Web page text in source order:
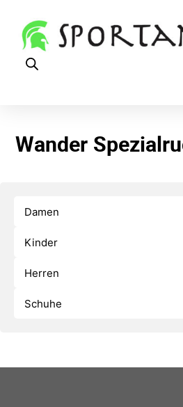
Wander
Damen
Kinder
Herren
Schuhe